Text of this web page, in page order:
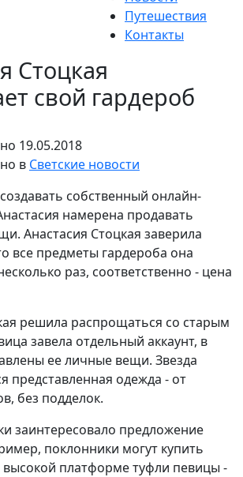
Путешествия
Контакты
Стоцкая
свой гардероб
19.05.2018
в Светские новости
собственный онлайн-
намерена продавать
Анастасия Стоцкая заверила
все предметы гардероба она
раз, соответственно - цена
решила распрощаться со старым
завела отдельный аккаунт, в
ее личные вещи. Звезда
представленная одежда - от
без подделок.
заинтересовало предложение
поклонники могут купить
высокой платформе туфли певицы -